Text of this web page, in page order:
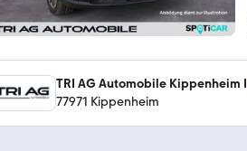
TRI AG Automobile Kippenheim I
77971 Kippenheim